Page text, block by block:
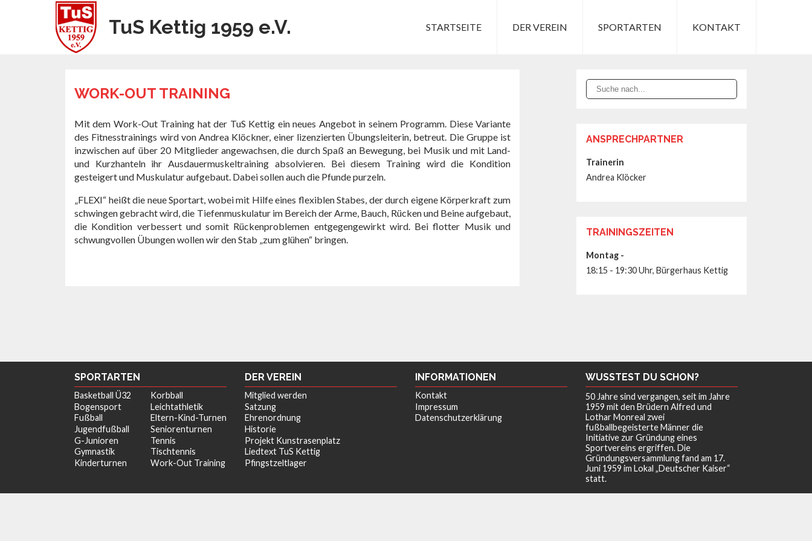
TuS Kettig 1959 e.V. STARTSEITE DER VEREIN SPORTARTEN KONTAKT
WORK-OUT TRAINING
Mit dem Work-Out Training hat der TuS Kettig ein neues Angebot in seinem Programm. Diese Variante
des Fitnesstrainings wird von Andrea Klöckner, einer lizenzierten Übungsleiterin, betreut. Die Gruppe ist
inzwischen auf über 20 Mitglieder angewachsen, die durch Spaß an Bewegung, bei Musik und mit Land-
und Kurzhanteln ihr Ausdauermuskeltraining absolvieren. Bei diesem Training wird die Kondition
gesteigert und Muskulatur aufgebaut. Dabei sollen auch die Pfunde purzeln.
„FLEXI“ heißt die neue Sportart, wobei mit Hilfe eines flexiblen Stabes, der durch eigene Körperkraft zum
schwingen gebracht wird, die Tiefenmuskulatur im Bereich der Arme, Bauch, Rücken und Beine aufgebaut,
die Kondition verbessert und somit Rückenproblemen entgegengewirkt wird. Bei flotter Musik und
schwungvollen Übungen wollen wir den Stab „zum glühen“ bringen.
ANSPRECHPARTNER
Trainerin
Andrea Klöcker
TRAININGSZEITEN
Montag -
18:15 - 19:30 Uhr, Bürgerhaus Kettig
SPORTARTEN
Basketball Ü32
Bogensport
Fußball
Jugendfußball
G-Junioren
Gymnastik
Kinderturnen
Korbball
Leichtathletik
Eltern-Kind-Turnen
Seniorenturnen
Tennis
Tischtennis
Work-Out Training
DER VEREIN
Mitglied werden
Satzung
Ehrenordnung
Historie
Projekt Kunstrasenplatz
Liedtext TuS Kettig
Pfingstzeltlager
INFORMATIONEN
Kontakt
Impressum
Datenschutzerklärung
WUSSTEST DU SCHON?
50 Jahre sind vergangen, seit im Jahre
1959 mit den Brüdern Alfred und
Lothar Monreal zwei
fußballbegeisterte Männer die
Initiative zur Gründung eines
Sportvereins ergriffen. Die
Gründungsversammlung fand am 17.
Juni 1959 im Lokal „Deutscher Kaiser“
statt.